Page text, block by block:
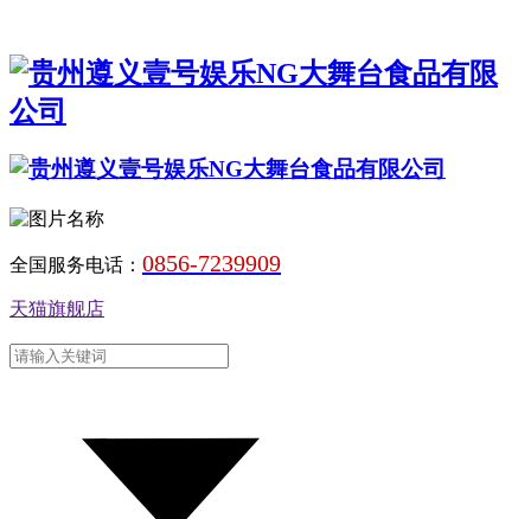
全国服务电话： 0856-7239909
天猫旗舰店